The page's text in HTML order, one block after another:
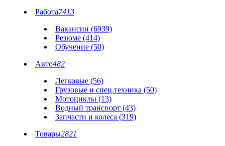
Работа7413
Вакансии (6939)
Резюме (414)
Обучение (50)
Авто482
Легковые (56)
Грузовые и спец.техника (50)
Мотоциклы (13)
Водный транспорт (43)
Запчасти и колеса (319)
Товары2821